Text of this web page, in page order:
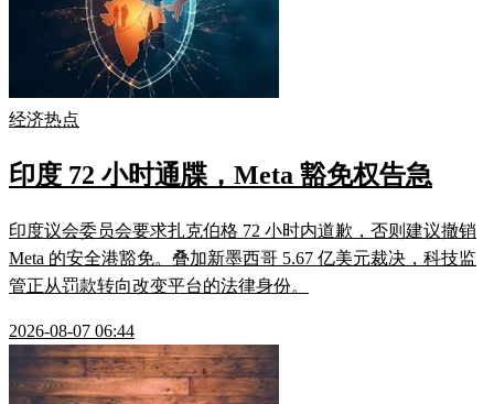
经济热点
印度 72 小时通牒，Meta 豁免权告急
印度议会委员会要求扎克伯格 72 小时内道歉，否则建议撤销
Meta 的安全港豁免。叠加新墨西哥 5.67 亿美元裁决，科技监
管正从罚款转向改变平台的法律身份。
2026-08-07 06:44